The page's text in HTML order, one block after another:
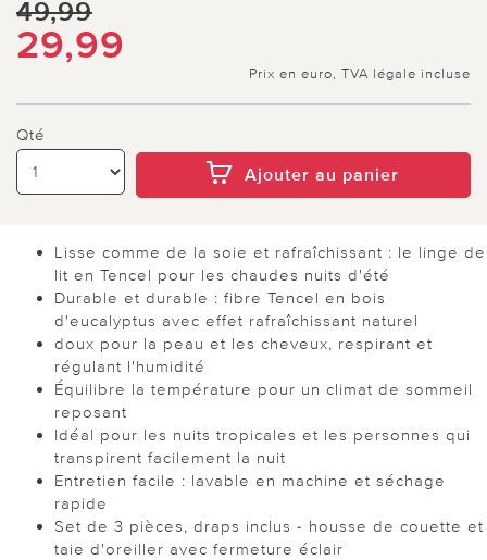
49,99
29,99
Prix en euro, TVA légale incluse
Qté
Ajouter au panier
Lisse comme de la soie et rafraîchissant : le linge de
lit en Tencel pour les chaudes nuits d'été
Durable et durable : fibre Tencel en bois
d'eucalyptus avec effet rafraîchissant naturel
doux pour la peau et les cheveux, respirant et
régulant l'humidité
Équilibre la température pour un climat de sommeil
reposant
Idéal pour les nuits tropicales et les personnes qui
transpirent facilement la nuit
Entretien facile : lavable en machine et séchage
rapide
Set de 3 pièces, draps inclus - housse de couette et
taie d'oreiller avec fermeture éclair